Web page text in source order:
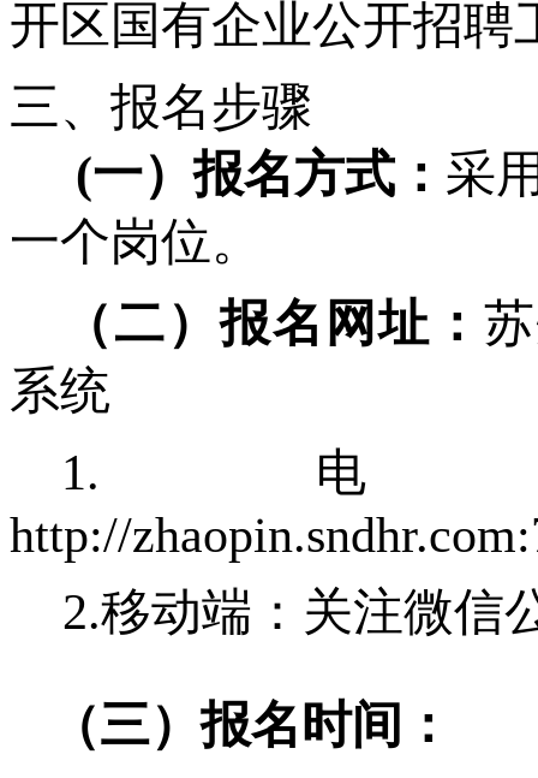
开区国有企业公开招聘
三、报名步骤
(一）报名方式： 采
一个岗位。
（二）报名网址：
系统
1.电
http://
2.移动端：关注微信
（三）报名时间：